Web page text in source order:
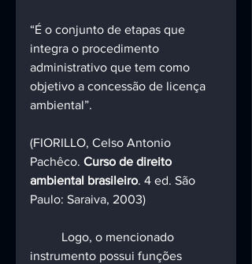
“É o conjunto de etapas que
integra o procedimento
administrativo que tem como
objetivo a concessão de licença
ambiental”.
(FIORILLO, Celso Antonio
Pachêco. Curso de direito
ambiental brasileiro. 4 ed. São
Paulo: Saraiva, 2003)
instrumento possui funções